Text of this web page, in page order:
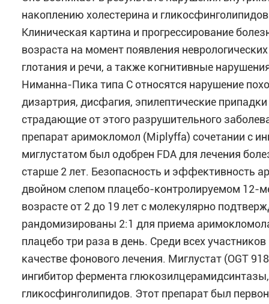
накоплению холестерина и
Клиническая картина и прогрессирование
возраста на момент появления
глотания и речи, а также когнитивные
Ниманна-Пика типа C относятся нарушение
дизартрия, дисфагия, эпилептические
страдающие от этого разрушительного
препарат аримокломол (Miplyffa) сочетании с
миглустатом был одобрен FDA для лечения
старше 2 лет. Безопасность и эффективность
двойном слепом плацебо-контролируемом 12-
возрасте от 2 до 19 лет с молекулярно
рандомизированы 2:1 для приема
плацебо три раза в день. Среди всех
качестве фонового лечения. Миглустат (OGT
ингибитор фермента
гликосфинголипидов. Этот препарат был